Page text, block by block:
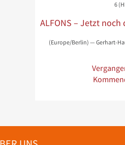
6
ALFONS – Jetzt noch
(Europe/Berlin) — Gerhart-